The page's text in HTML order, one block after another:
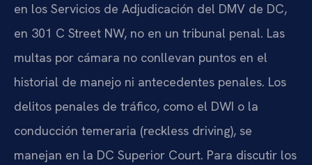
en los Servicios de Adjudicación del DMV de DC,
en 301 C Street NW, no en un tribunal penal. Las
multas por cámara no conllevan puntos en el
historial de manejo ni antecedentes penales. Los
delitos penales de tráfico, como el DWI o la
conducción temeraria (reckless driving), se
manejan en la DC Superior Court. Para discutir los